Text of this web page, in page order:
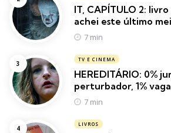
IT, CAPÍTULO 2:
achei este último
7 min
TV E CINEMA
HEREDITÁRIO: 0%
perturbador, 1%
7 min
LIVROS